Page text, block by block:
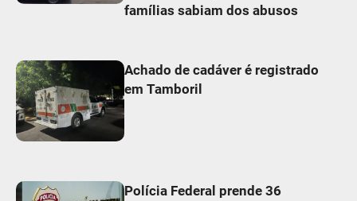
famílias sabiam dos abusos
Achado de cadáver é registrado
em Tamboril
Polícia Federal prende 36